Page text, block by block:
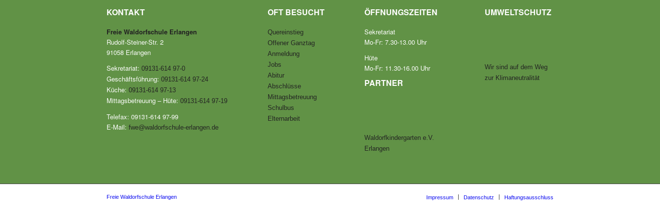
KONTAKT
Freie Waldorfschule Erlangen
Rudolf-Steiner-Str. 2
91058 Erlangen
Sekretariat: 09131-614 97-0
Geschäftsführung: 09131-614 97-24
Küche: 09131-614 97-13
Mittagsbetreuung – Hüte: 09131-614 97-19
Telefax: 09131-614 97-99
E-Mail: fwe@waldorfschule-erlangen.de
OFT BESUCHT
Quereinstieg
Offener Ganztag
Anmeldung
Jobs
Abitur
Abschlüsse
Mittagsbetreuung
Schulbus
Elternarbeit
ÖFFNUNGSZEITEN
Sekretariat
Mo-Fr: 7.30-13.00 Uhr
Hüte
Mo-Fr: 11.30-16.00 Uhr
PARTNER
Waldorfkindergarten e.V.
Erlangen
UMWELTSCHUTZ
Wir sind auf dem Weg
zur Klimaneutralität
Freie Waldorfschule Erlangen Impressum Datenschutz Haftungsausschluss